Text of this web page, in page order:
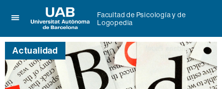
aquí
para
desplegar
el
menú
de
Universitat
Autònoma
de
Barcelona
Facultad de Psicología y de
Logopedia
Actualidad